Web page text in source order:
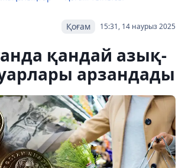
15:31, 14 наурыз 2025
Қоғам
қандай азық-
арзандады